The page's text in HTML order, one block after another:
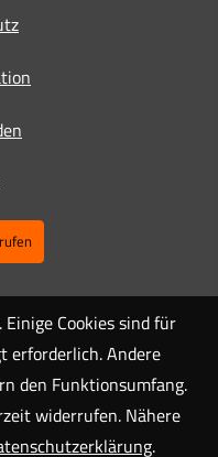
Cookies sind für
erforderlich. Andere
den Funktionsumfang.
widerrufen. Nähere
.